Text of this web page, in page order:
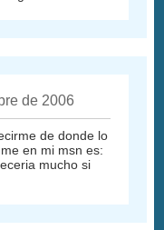
de 2006
de donde lo
en mi msn es:
mucho si